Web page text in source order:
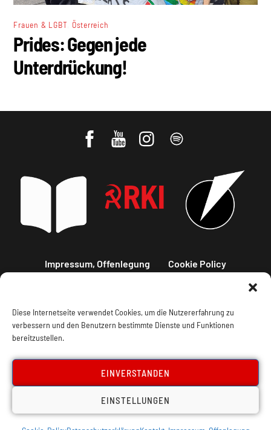
Diese Internetseite verwendet Cookies, um die Nutzererfahrung zu
verbessern und den Benutzern bestimmte Dienste und Funktionen
bereitzustellen.
EINVERSTANDEN
EINSTELLUNGEN
Frauen & LGBT Österreich
Prides: Gegen jede
Unterdrückung!
Impressum, Offenlegung Cookie Policy